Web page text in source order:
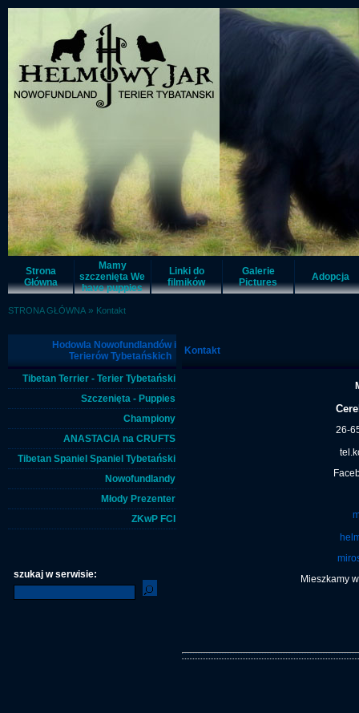
Strona
Główna
Mamy
szczenięta We
have puppies
Linki do
filmików
Galerie
Pictures
Adopcja
STRONA GŁÓWNA » Kontakt
Hodowla Nowofundlandów i
Terierów Tybetańskich
Tibetan Terrier - Terier Tybetański
Szczenięta - Puppies
Championy
ANASTACIA na CRUFTS
Tibetan Spaniel Spaniel Tybetański
Nowofundlandy
Młody Prezenter
ZKwP FCI
szukaj w serwisie:
Kontakt
26-
Mieszkamy